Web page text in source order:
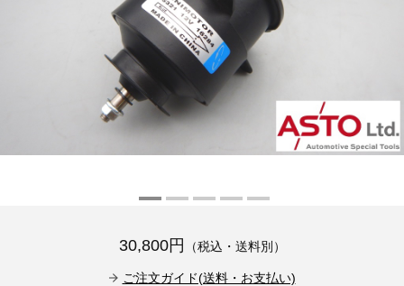
古い車両用診断テスター（10）
バイク用診断テスター（7）
イギリス車（23）
アメリカ車（15）
スウェーデン車（20）
ブレーキキャリパーリペアキット（368）
30,800円 （税込・送料別）
ご注文ガイド(送料・お支払い)